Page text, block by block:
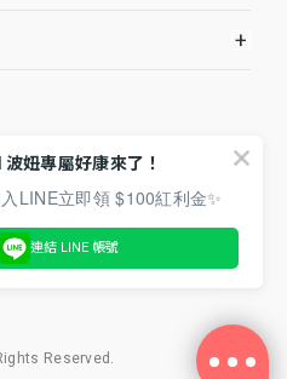
+
Reserved.
波妞專屬好康來了！
LINE立即領 $100紅利金✨
連結 LINE 帳號